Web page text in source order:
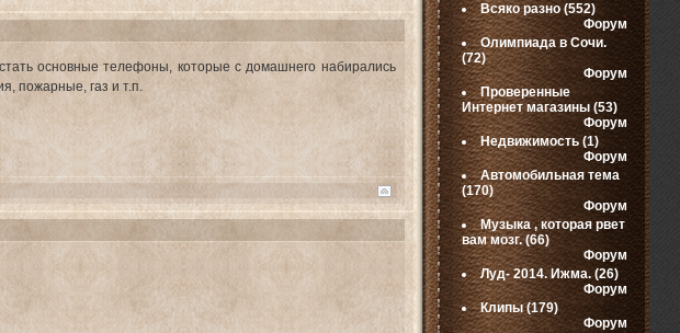
основные телефоны, которые с домашнего набирались
пожарные, газ и т.п.
Всяко разно (552)
Форум
Олимпиада в Сочи.
(72)
Форум
Проверенные
Интернет магазины (53)
Форум
Недвижимость (1)
Форум
Автомобильная тема
(170)
Форум
Музыка , которая рвет
вам мозг. (66)
Форум
Луд- 2014. Ижма. (26)
Форум
Клипы (179)
Форум